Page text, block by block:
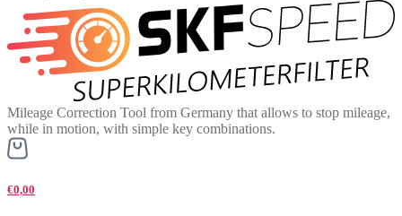
Mileage Correction Tool from Germany that allows to stop mileage,
while in motion, with simple key combinations.
€0,00